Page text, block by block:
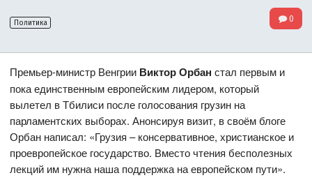
Политика 0
Премьер-министр Венгрии Виктор Орбан стал первым и
пока единственным европейским лидером, который
вылетел в Тбилиси после голосования грузин на
парламентских выборах. Анонсируя визит, в своём блоге
Орбан написал: «Грузия – консервативное, христианское и
проевропейское государство. Вместо чтения бесполезных
лекций им нужна наша поддержка на европейском пути».